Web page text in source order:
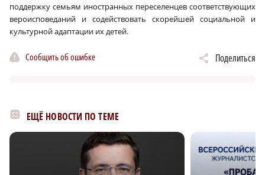
поддержку семьям иностранных переселенцев соответствующих
вероисповеданий и содействовать скорейшей социальной и
культурной адаптации их детей.
Сообщить об ошибке Поделиться
ЕЩЁ НОВОСТИ ПО ТЕМЕ